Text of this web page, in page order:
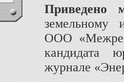
Приведено
земельному
ООО
кандидата
журнале